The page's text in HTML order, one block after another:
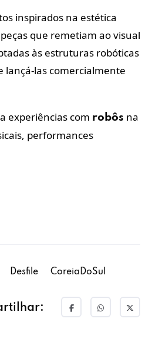
inspirados na estética
que remetiam ao visual
às estruturas robóticas
lançá-las comercialmente
experiências com robôs na
performances
Desfile
CoreiaDoSul